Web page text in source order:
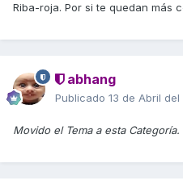
Riba-roja. Por si te quedan más
abhang
Publicado 13 de Abril del
Movido el Tema a esta Categoría.